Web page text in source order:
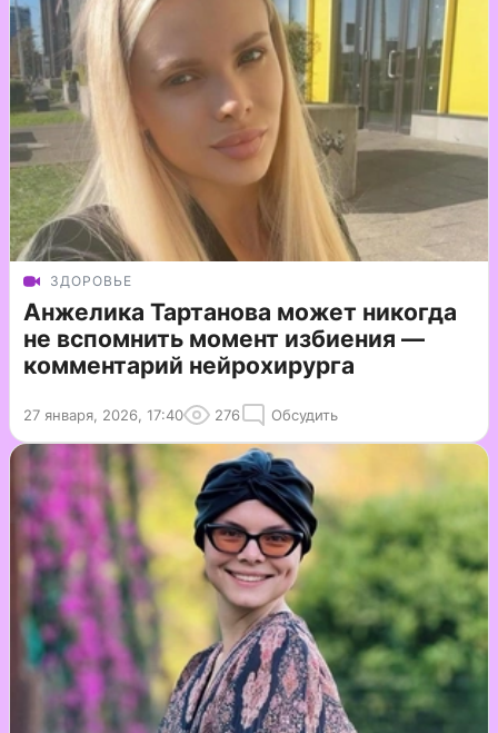
ЗДОРОВЬЕ
Анжелика Тартанова может никогда
не вспомнить момент избиения —
комментарий нейрохирурга
27 января, 2026, 17:40 276 Обсудить